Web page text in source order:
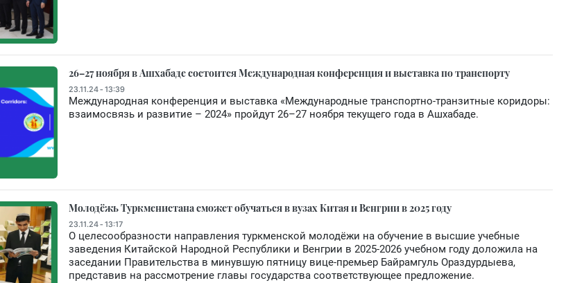
26–27 ноября в Ашхабаде состоится Международная конференция и выставка по транспорту
23.11.24 - 13:39
Международная конференция и выставка «Международные транспортно-транзитные коридоры:
взаимосвязь и развитие – 2024» пройдут 26–27 ноября текущего года в Ашхабаде.
Молодёжь Туркменистана сможет обучаться в вузах Китая и Венгрии в 2025 году
23.11.24 - 13:17
О целесообразности направления туркменской молодёжи на обучение в высшие учебные
заведения Китайской Народной Республики и Венгрии в 2025-2026 учебном году доложила на
заседании Правительства в минувшую пятницу вице-премьер Байрамгуль Ораздурдыева,
представив на рассмотрение главы государства соответствующее предложение.